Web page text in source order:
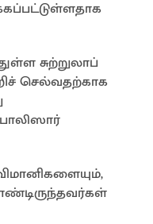
சுற்றுலாப்
செல்வதற்காக